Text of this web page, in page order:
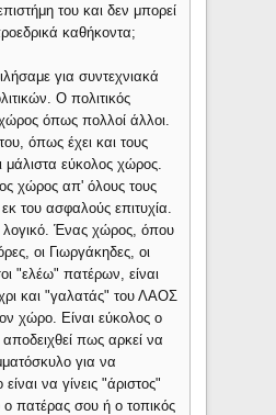
του και δεν μπορεί
καθήκοντα;
για συντεχνιακά
Ο πολιτικός
όπως πολλοί άλλοι.
όπως έχει και τους
μάλιστα εύκολος χώρος.
χώρος απ' όλους τους
του ασφαλούς επιτυχία.
λογικό. Ένας χώρος, όπου
οι Γιωργάκηδες, οι
"ελέω" πατέρων, είναι
και "γαλατάς" του ΛΑΟΣ
χώρο. Είναι εύκολος ο
πως αρκεί να
για να
να γίνεις "άριστος"
πατέρας σου ή ο τοπικός